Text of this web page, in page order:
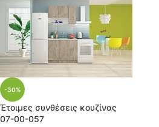
-30%
Έτοιμες συνθέσεις κουζίνας
07-00-057